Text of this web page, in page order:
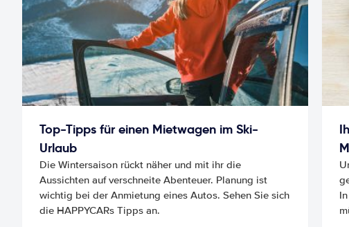
Top-Tipps für einen Mietwagen im Ski-
Urlaub
Die Wintersaison rückt näher und mit ihr die
Aussichten auf verschneite Abenteuer. Planung ist
wichtig bei der Anmietung eines Autos. Sehen Sie sich
die HAPPYCARs Tipps an.